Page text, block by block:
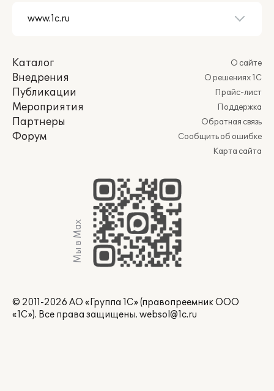
Каталог
Внедрения
Публикации
Мероприятия
Партнеры
Форум
О сайте
О решениях 1С
Прайс-лист
Поддержка
Обратная связь
Сообщить об ошибке
Карта сайта
Мы в Max
© 2011-2026 АО «Группа 1С» (правопреемник ООО
«1С»). Все права защищены. websol@1c.ru